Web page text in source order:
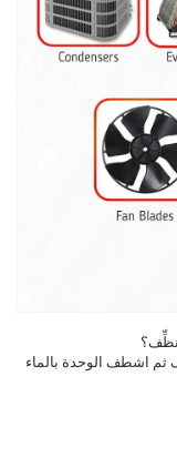
ثم اشطف الوحدة بالماء